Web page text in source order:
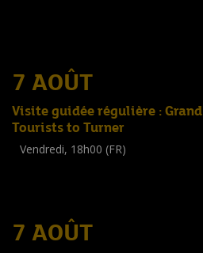
7 AOÛT
Visite guidée régulière : Grand
Tourists to Turner
Vendredi, 18h00 (FR)
7 AOÛT